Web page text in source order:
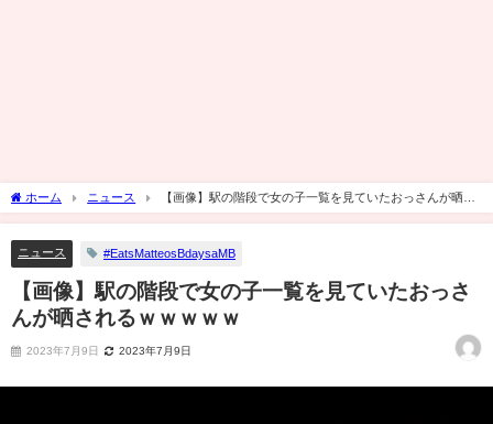
ホーム ニュース
【画像】駅の階段で女の子一覧を見ていたおっさんが晒さ
れるｗｗｗｗｗ
ニュース #EatsMatteosBdaysaMB
【画像】駅の階段で女の子一覧を見ていたおっさ
んが晒されるｗｗｗｗｗ
2023年7月9日 2023年7月9日